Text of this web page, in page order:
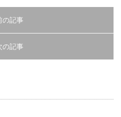
の記事
の記事